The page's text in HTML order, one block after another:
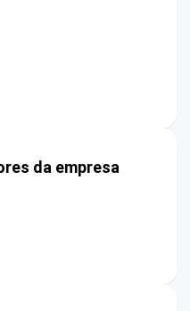
da empresa